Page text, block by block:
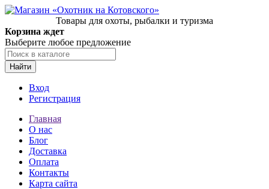
Товары для охоты, рыбалки и туризма
Корзина ждет
Выберите любое предложение
Найти
Вход
Регистрация
Главная
О нас
Блог
Доставка
Оплата
Контакты
Карта сайта